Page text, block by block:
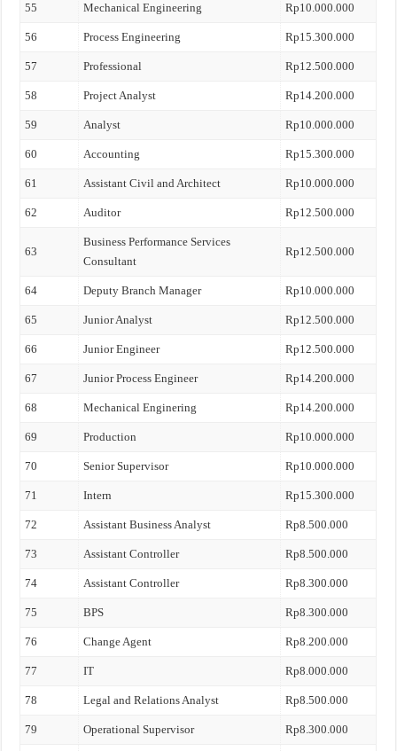
55 Mechanical Engineering Rp10.000.000
56 Process Engineering Rp15.300.000
57 Professional Rp12.500.000
58 Project Analyst Rp14.200.000
59 Analyst Rp10.000.000
60 Accounting Rp15.300.000
61 Assistant Civil and Architect Rp10.000.000
62 Auditor Rp12.500.000
63
Business Performance Services
Consultant
Rp12.500.000
64 Deputy Branch Manager Rp10.000.000
65 Junior Analyst Rp12.500.000
66 Junior Engineer Rp12.500.000
67 Junior Process Engineer Rp14.200.000
68 Mechanical Enginering Rp14.200.000
69 Production Rp10.000.000
70 Senior Supervisor Rp10.000.000
71 Intern Rp15.300.000
72 Assistant Business Analyst Rp8.500.000
73 Assistant Controller Rp8.500.000
74 Assistant Controller Rp8.300.000
75 BPS Rp8.300.000
76 Change Agent Rp8.200.000
77 IT Rp8.000.000
78 Legal and Relations Analyst Rp8.500.000
79 Operational Supervisor Rp8.300.000